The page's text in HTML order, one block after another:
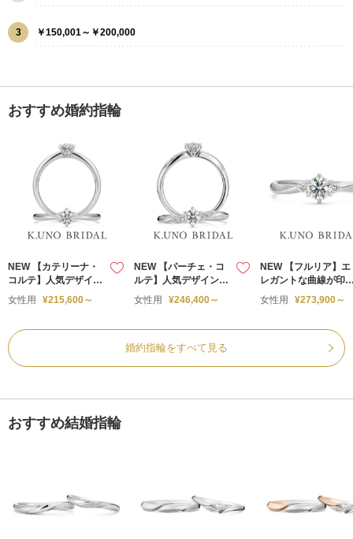
3 ￥150,001～￥200,000
おすすめ婚約指輪
NEW 【カテリーナ・
コルテ】人気デザイン
の石座の高さを抑えた
婚約指輪
女性用 ¥215,600～
NEW 【パーチェ・コ
ルテ】人気デザインの
石座の高さを抑えた婚
約指輪
女性用 ¥246,400～
NEW 【フルリア】エ
レガントな曲線が印
的で、優美な婚約指
女性用 ¥273,900～
婚約指輪をすべて見る
おすすめ結婚指輪